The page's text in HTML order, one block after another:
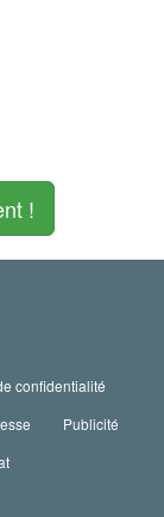
!
confidentialité
Publicité